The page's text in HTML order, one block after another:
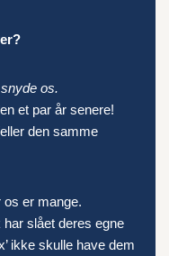
os.
et par år senere!
den samme
er mange.
slået deres egne
ikke skulle have dem